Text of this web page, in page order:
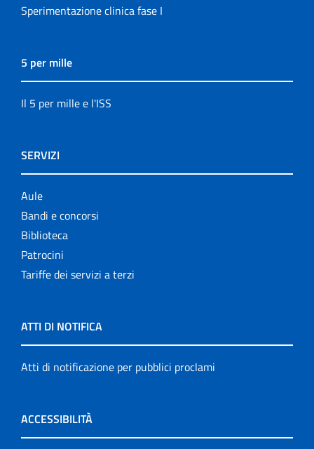
Sperimentazione clinica fase I
5 per mille
Il 5 per mille e l'ISS
SERVIZI
Aule
Bandi e concorsi
Biblioteca
Patrocini
Tariffe dei servizi a terzi
ATTI DI NOTIFICA
Atti di notificazione per pubblici proclami
ACCESSIBILITÀ